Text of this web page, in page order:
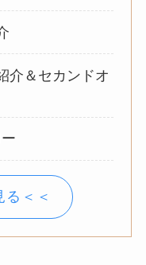
介＆セカンドオ
る＜＜